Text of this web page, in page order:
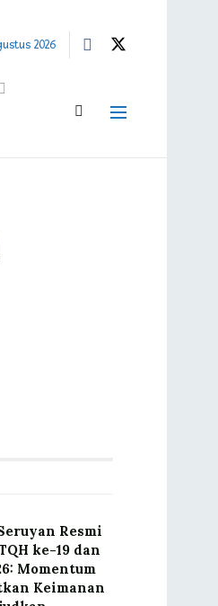
2026
Resmi
ke-19 dan
Momentum
Keimanan